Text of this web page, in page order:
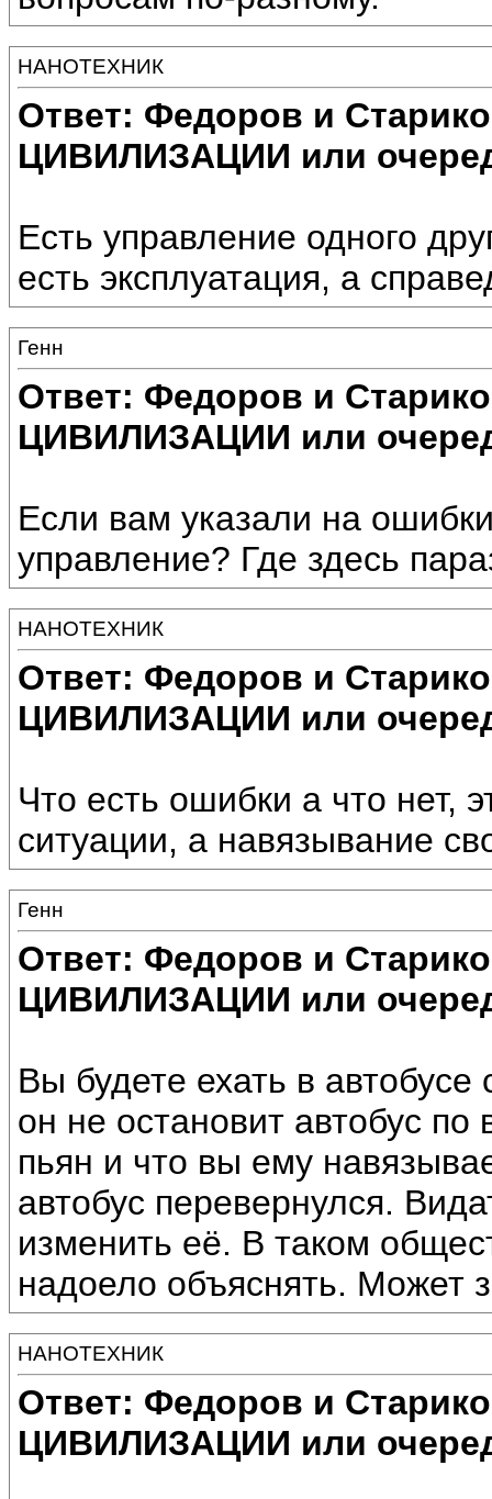
НАНОТЕХНИК
Ответ: Федоров и
ЦИВИЛИЗАЦИИ или
Есть управление одного
есть эксплуатация, а
Генн
Ответ: Федоров и
ЦИВИЛИЗАЦИИ или
Если вам указали на
управление? Где здесь
НАНОТЕХНИК
Ответ: Федоров и
ЦИВИЛИЗАЦИИ или
Что есть ошибки а что нет,
ситуации, а навязывание
Генн
Ответ: Федоров и
ЦИВИЛИЗАЦИИ или
Вы будете ехать в
он не остановит автобус
пьян и что вы ему
автобус перевернулся.
изменить её. В таком
надоело объяснять. Может
НАНОТЕХНИК
Ответ: Федоров и
ЦИВИЛИЗАЦИИ или